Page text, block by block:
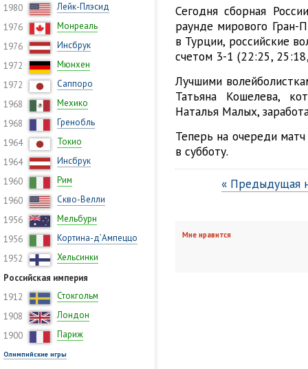
1980
Лейк-Плэсид
1976
Монреаль
1976
Инсбрук
1972
Мюнхен
1972
Саппоро
1968
Мехико
1968
Гренобль
1964
Токио
1964
Инсбрук
1960
Рим
1960
Скво-Велли
1956
Мельбурн
1956
Кортина-д’Ампеццо
1952
Хельсинки
Российская империя
1912
Стокгольм
1908
Лондон
1900
Париж
Олимпийские игры
Сегодня сборная
раунде мирового
в Турции, российские
счетом 3-1 (22:25,
Лучшими
Татьяна Кошелева,
Наталья Малых,
Теперь на очереди
в субботу.
« Предыдущая
Мне нравится